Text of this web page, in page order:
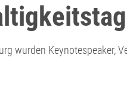
wurden Keynotespeaker,